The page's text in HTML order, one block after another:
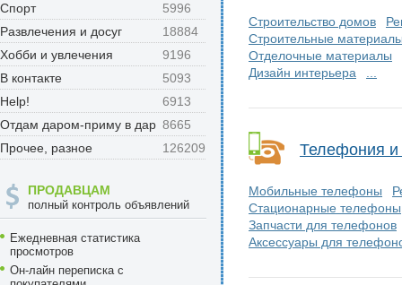
Спорт
5996
Развлечения и досуг
18884
Хобби и увлечения
9196
В контакте
5093
Help!
6913
Отдам даром-приму в дар 8665
Прочее, разное
126209
ПРОДАВЦАМ
полный контроль объявлений
Ежедневная статистика
просмотров
Он-лайн переписка с
Строительство домов
Строительные
Отделочные материалы
Дизайн интерьера
Телефония и
Мобильные телефоны
Стационарные телефоны
Запчасти для телефонов
Аксессуары для